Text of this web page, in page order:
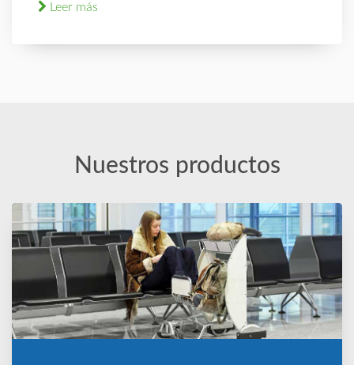
Leer más
Nuestros productos